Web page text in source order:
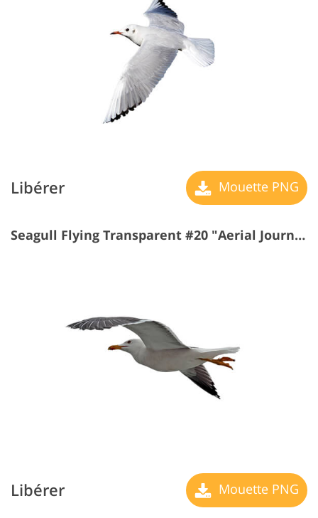
Libérer Mouette PNG
Seagull Flying Transparent #20 "Aerial Journey"
Libérer Mouette PNG